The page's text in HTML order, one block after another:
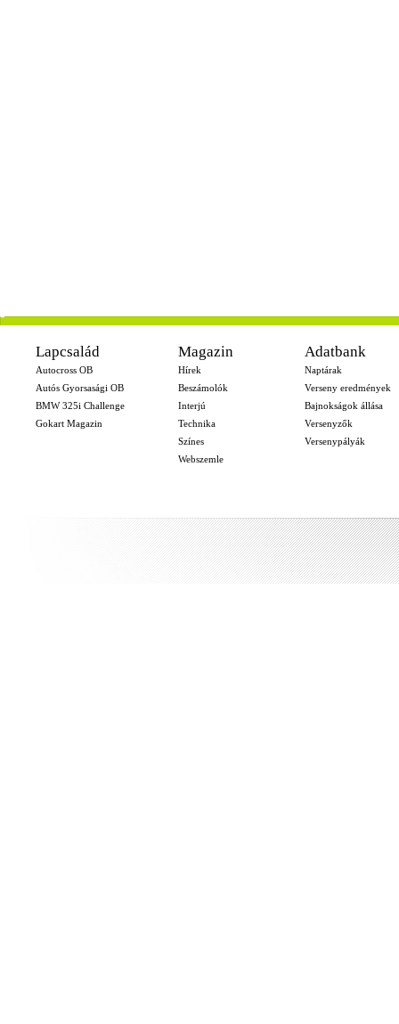
-
Lapcsalád
Autocross OB
Autós Gyorsasági OB
BMW 325i Challenge
Gokart Magazin
Magazin
Hírek
Beszámolók
Interjú
Technika
Színes
Webszemle
Adatbank
Naptárak
Verseny eredmények
Bajnokságok állása
Versenyzők
Versenypályák